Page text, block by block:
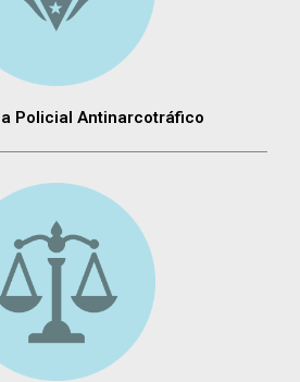
Policial Antinarcotráfico